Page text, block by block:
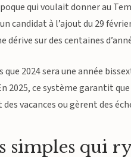
qui voulait donner au
candidat à l’ajout du 29
dérive sur des centaines
2024 sera une année
2025, ce système garantit
vacances ou gèrent des
simples qui